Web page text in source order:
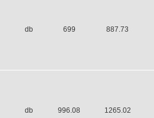
db 699 887.73
db 996.08 1265.02